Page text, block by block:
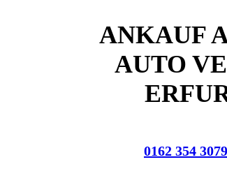
ANKAUF
AUTO
0162 354 3079